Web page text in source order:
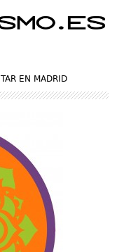
EN MADRID